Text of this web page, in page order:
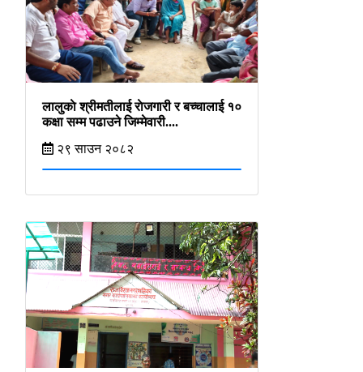
लालुकाे श्रीमतीलाई राेजगारी र बच्चालाई १०
कक्षा सम्म पढाउने जिम्मेवारी....
२९ साउन २०८२